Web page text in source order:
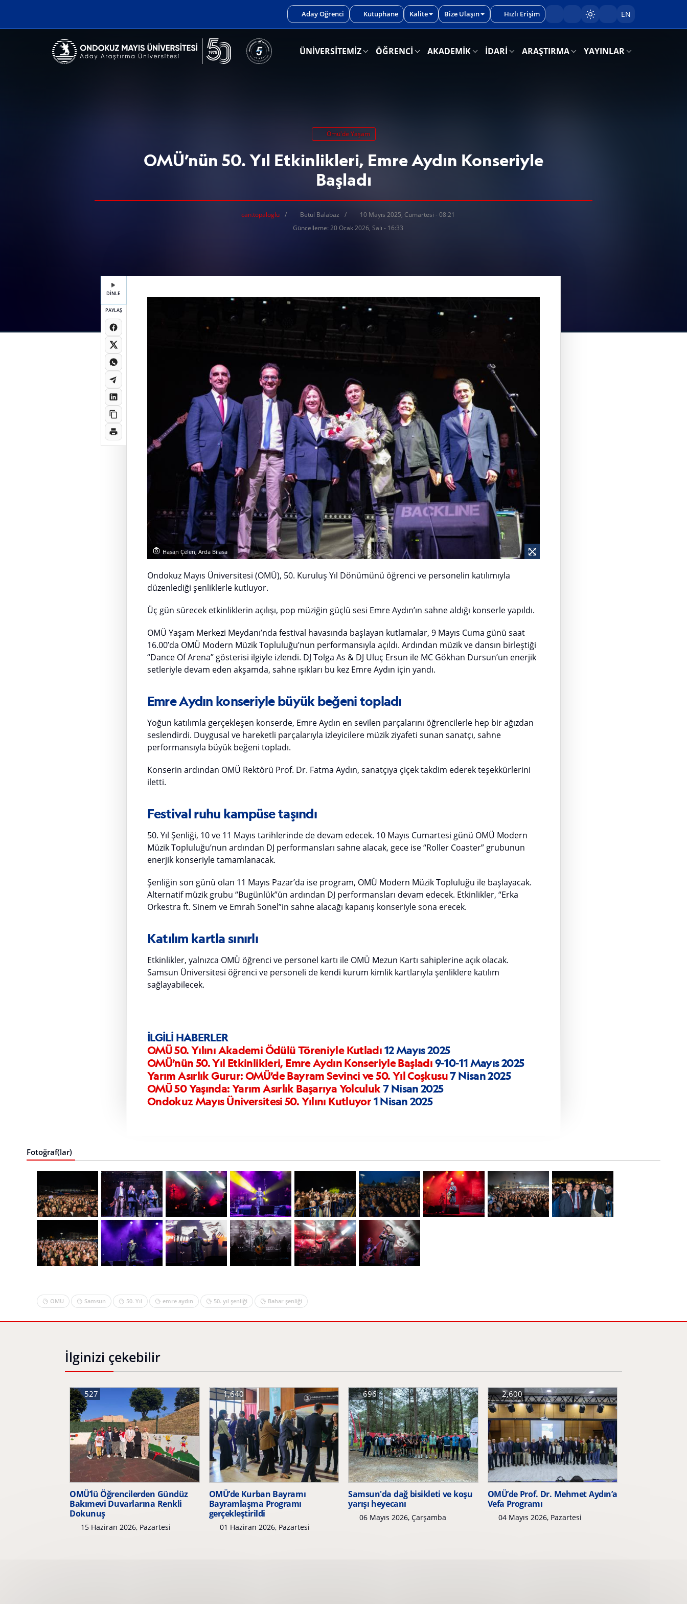
ÜNİVERSİTEMİZ ÖĞRENCİ AKADEMİK İDARİ ARAŞTIRMA YAYINLAR
Aday Öğrenci Kütüphane Kalite Bize Ulaşın Hızlı Erişim Sayfayı karart/aç
EN
Omü'de Yaşam
OMÜ’nün 50. Yıl Etkinlikleri, Emre Aydın Konseriyle
Başladı
can.topaloglu Betül Balabaz
10 Mayıs 2025, Cumartesi - 08:21
Güncelleme: 20 Ocak 2026, Salı - 16:33
PAYLAŞ
DİNLE
Hasan Çelen, Arda Bilasa
Ondokuz Mayıs Üniversitesi (OMÜ), 50. Kuruluş Yıl Dönümünü öğrenci ve personelin katılımıyla
düzenlediği şenliklerle kutluyor.
Üç gün sürecek etkinliklerin açılışı, pop müziğin güçlü sesi Emre Aydın’ın sahne aldığı konserle yapıldı.
OMÜ Yaşam Merkezi Meydanı’nda festival havasında başlayan kutlamalar, 9 Mayıs Cuma günü saat
16.00’da OMÜ Modern Müzik Topluluğu’nun performansıyla açıldı. Ardından müzik ve dansın birleştiği
“Dance Of Arena” gösterisi ilgiyle izlendi. DJ Tolga As & DJ Uluç Ersun ile MC Gökhan Dursun’un enerjik
setleriyle devam eden akşamda, sahne ışıkları bu kez Emre Aydın için yandı.
Emre Aydın konseriyle büyük beğeni topladı
Yoğun katılımla gerçekleşen konserde, Emre Aydın en sevilen parçalarını öğrencilerle hep bir ağızdan
seslendirdi. Duygusal ve hareketli parçalarıyla izleyicilere müzik ziyafeti sunan sanatçı, sahne
performansıyla büyük beğeni topladı.
Konserin ardından OMÜ Rektörü Prof. Dr. Fatma Aydın, sanatçıya çiçek takdim ederek teşekkürlerini
iletti.
Festival ruhu kampüse taşındı
50. Yıl Şenliği, 10 ve 11 Mayıs tarihlerinde de devam edecek. 10 Mayıs Cumartesi günü OMÜ Modern
Müzik Topluluğu’nun ardından DJ performansları sahne alacak, gece ise “Roller Coaster” grubunun
enerjik konseriyle tamamlanacak.
Şenliğin son günü olan 11 Mayıs Pazar’da ise program, OMÜ Modern Müzik Topluluğu ile başlayacak.
Alternatif müzik grubu “Bugünlük”ün ardından DJ performansları devam edecek. Etkinlikler, “Erka
Orkestra ft. Sinem ve Emrah Sonel”in sahne alacağı kapanış konseriyle sona erecek.
Katılım kartla sınırlı
Etkinlikler, yalnızca OMÜ öğrenci ve personel kartı ile OMÜ Mezun Kartı sahiplerine açık olacak.
Samsun Üniversitesi öğrenci ve personeli de kendi kurum kimlik kartlarıyla şenliklere katılım
sağlayabilecek.
İLGİLİ HABERLER
OMÜ 50. Yılını Akademi Ödülü Töreniyle Kutladı12 Mayıs 2025
OMÜ’nün 50. Yıl Etkinlikleri, Emre Aydın Konseriyle Başladı9-10-11 Mayıs 2025
Yarım Asırlık Gurur: OMÜ’de Bayram Sevinci ve 50. Yıl Coşkusu7 Nisan 2025
OMÜ 50 Yaşında: Yarım Asırlık Başarıya Yolculuk7 Nisan 2025
Ondokuz Mayıs Üniversitesi 50. Yılını Kutluyor1 Nisan 2025
Fotoğraf(lar)
OMU Samsun 50. Yıl emre aydın 50. yıl şenliği Bahar şenliği
İlginizi çekebilir
OMÜ’lü Öğrencilerden Gündüz
Bakımevi Duvarlarına Renkli
Dokunuş
15 Haziran 2026, Pazartesi
527
OMÜ’de Kurban Bayramı
Bayramlaşma Programı
gerçekleştirildi
01 Haziran 2026, Pazartesi
1,640
Samsun'da dağ bisikleti ve koşu
yarışı heyecanı
06 Mayıs 2026, Çarşamba
696
OMÜ’de Prof. Dr. Mehmet Aydın’a
Vefa Programı
04 Mayıs 2026, Pazartesi
2,600